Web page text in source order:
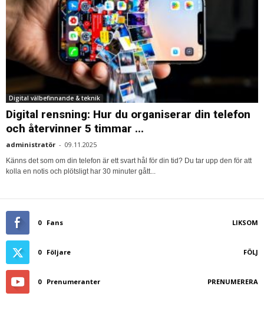
Digital välbefinnande & teknik
Digital rensning: Hur du organiserar din telefon
och återvinner 5 timmar ...
administratör - 09.11.2025
Känns det som om din telefon är ett svart hål för din tid? Du tar upp den för att
kolla en notis och plötsligt har 30 minuter gått...
0 Fans LIKSOM
0 Följare FÖLJ
0 Prenumeranter PRENUMERERA